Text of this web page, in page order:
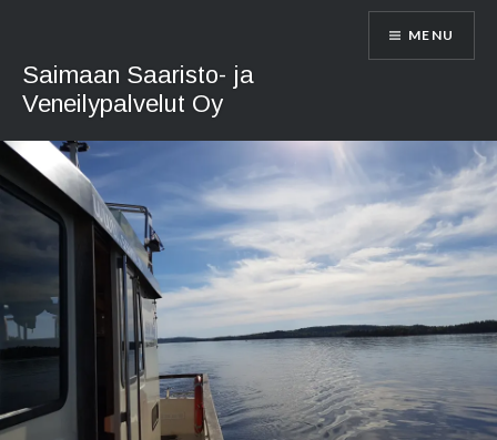
content
Saimaan Saaristo- ja
Veneilypalvelut Oy
MENU